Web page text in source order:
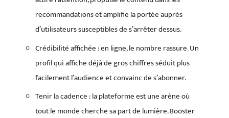
recommandations et amplifie la portée auprès
d’utilisateurs susceptibles de s’arrêter dessus.
Crédibilité affichée : en ligne, le nombre rassure. Un
profil qui affiche déjà de gros chiffres séduit plus
facilement l’audience et convainc de s’abonner.
Tenir la cadence : la plateforme est une arène où
tout le monde cherche sa part de lumière. Booster